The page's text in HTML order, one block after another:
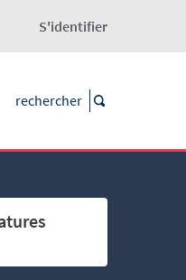
S'identifier